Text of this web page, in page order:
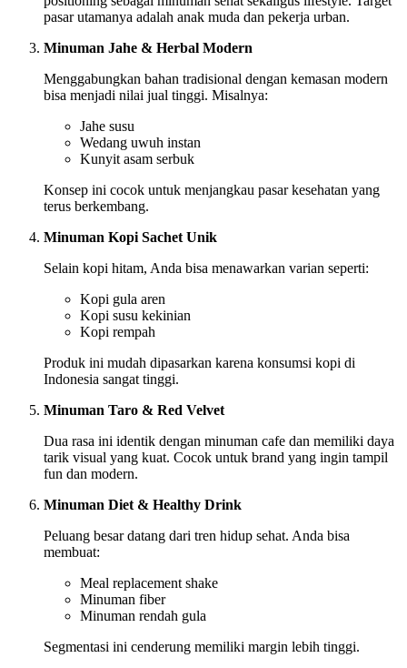
pasar utamanya adalah anak muda dan pekerja urban.
Minuman Jahe & Herbal Modern
Menggabungkan bahan tradisional dengan kemasan modern
bisa menjadi nilai jual tinggi. Misalnya:
Jahe susu
Wedang uwuh instan
Kunyit asam serbuk
Konsep ini cocok untuk menjangkau pasar kesehatan yang
terus berkembang.
Minuman Kopi Sachet Unik
Selain kopi hitam, Anda bisa menawarkan varian seperti:
Kopi gula aren
Kopi susu kekinian
Kopi rempah
Produk ini mudah dipasarkan karena konsumsi kopi di
Indonesia sangat tinggi.
Minuman Taro & Red Velvet
Dua rasa ini identik dengan minuman cafe dan memiliki daya
tarik visual yang kuat. Cocok untuk brand yang ingin tampil
fun dan modern.
Minuman Diet & Healthy Drink
Peluang besar datang dari tren hidup sehat. Anda bisa
membuat:
Meal replacement shake
Minuman fiber
Minuman rendah gula
Segmentasi ini cenderung memiliki margin lebih tinggi.